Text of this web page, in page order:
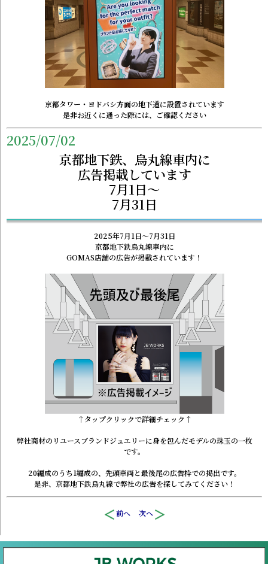
京都タワー・ヨドバシ方面の地下道に設置されています
是非お近くに通った際には、ご確認ください
2025/07/02
京都地下鉄、烏丸線車内に
広告掲載しています
7月1日～
7月31日
2025年7月1日～7月31日
京都地下鉄烏丸線車内に
GOMAS店舗の広告が掲載されています！
↑ タップクリックで詳細チェック↑
弊社商材のリユースブランドジュエリーに身を包んだモデルの珠玉の一枚
です。
20編成のうち1編成の、先頭車両と最後尾の広告枠での掲出です。
是非、京都地下鉄烏丸線で弊社の広告を探してみてください！
前へ 次へ